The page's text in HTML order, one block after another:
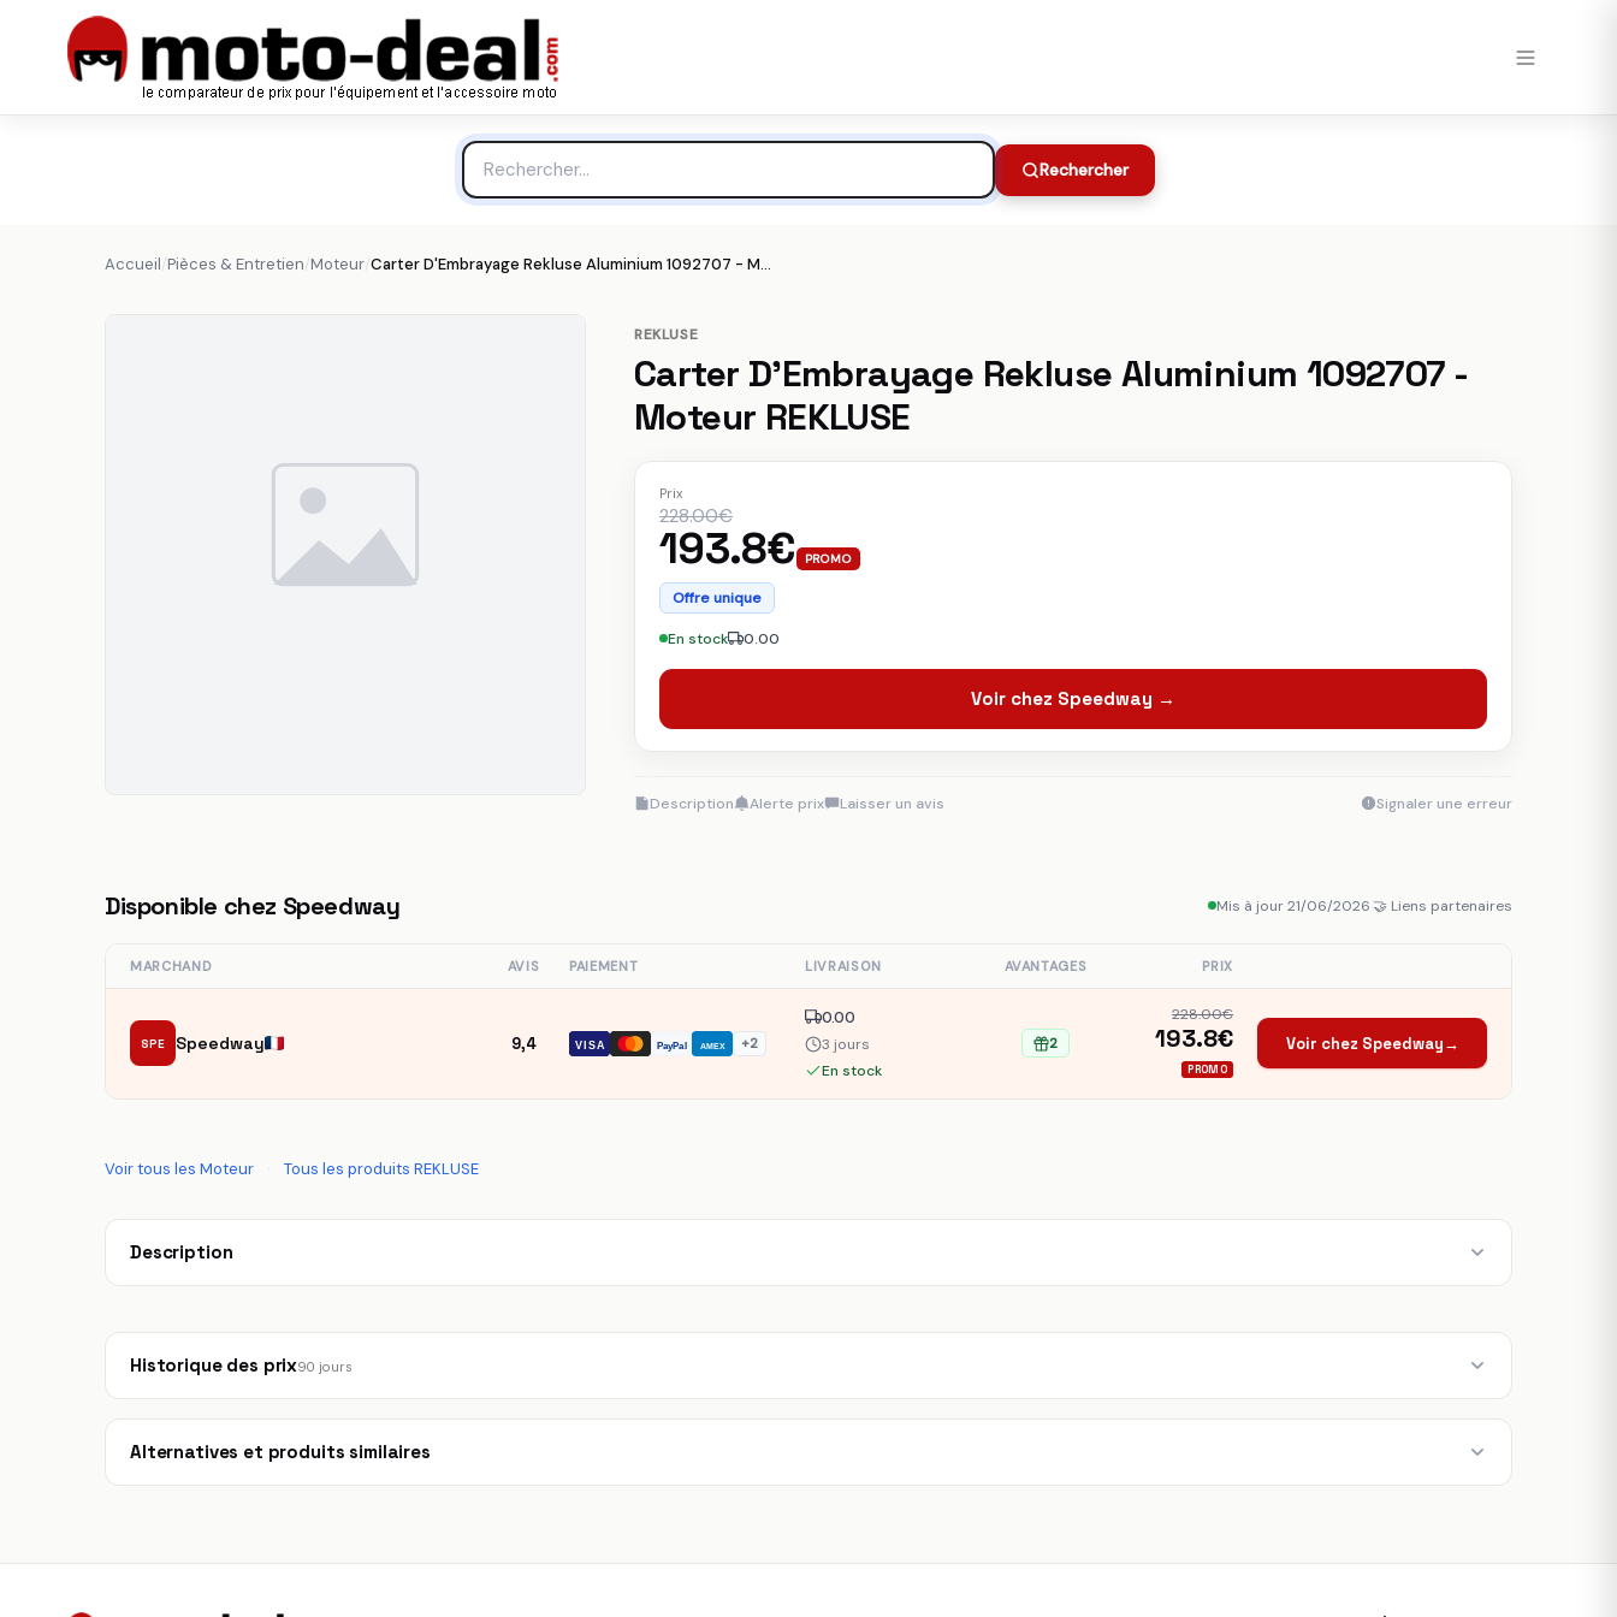
Rechercher
Accueil/Pièces & Entretien/Moteur/ Carter D'Embrayage Rekluse Aluminium 1092707 - Moteur REKLUSE
Carter D'Embrayage Rekluse Aluminium 1092707 - Moteur REKLUSE
REKLUSE
REKLUSE
Carter D'Embrayage Rekluse Aluminium 1092707 -
Moteur REKLUSE
Prix
228.00€
193.8€ PROMO
Offre unique
En stock 0.00
Voir chez Speedway →
Description Alerte prix Laisser un avis Signaler une erreur
Disponible chez Speedway Mis à jour 21/06/2026🤝 Liens partenaires
MARCHAND AVIS PAIEMENT LIVRAISON AVANTAGES PRIX
SPE Speedway 9,4 VISA PayPal AMEX +2
0.00
3 jours
En stock
2
228.00€
193.8€
PROMO
Voir chez Speedway→
Voir tous les Moteur · Tous les produits REKLUSE
Description
Historique des prix90 jours
Alternatives et produits similaires